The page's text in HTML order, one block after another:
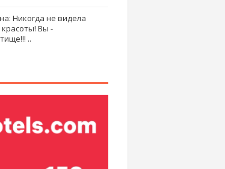
Никогда не видела
Вы -
..